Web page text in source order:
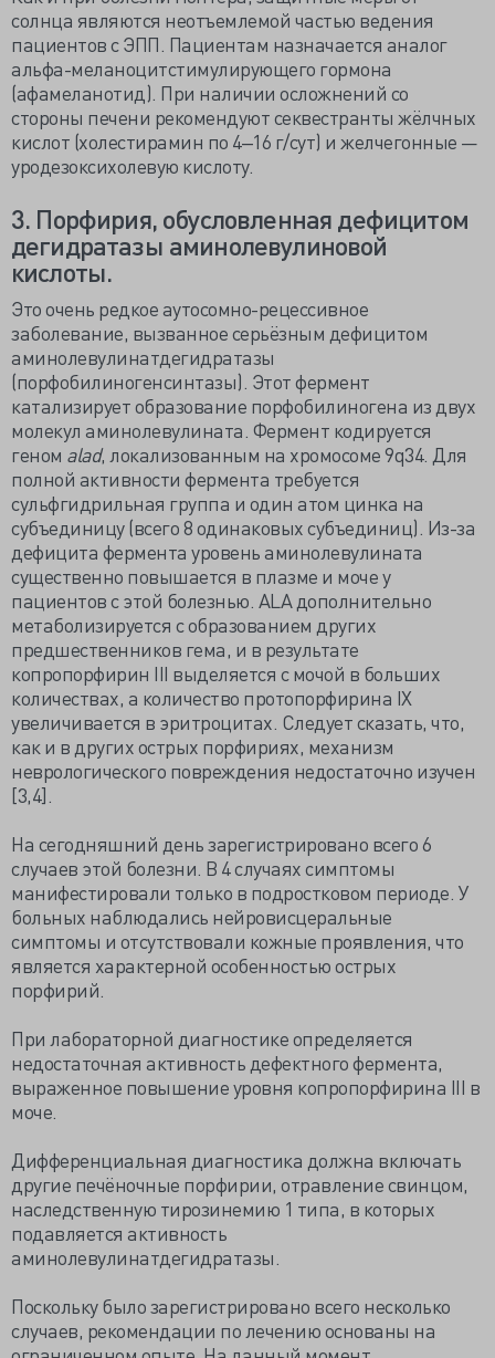
солнца являются неотъемлемой частью ведения
пациентов с ЭПП. Пациентам назначается аналог
альфа-меланоцитстимулирующего гормона
(афамеланотид). При наличии осложнений со
стороны печени рекомендуют секвестранты жёлчных
кислот (холестирамин по 4‒16 г/сут) и желчегонные —
уродезоксихолевую кислоту.
3. Порфирия, обусловленная дефицитом
дегидратазы аминолевулиновой
кислоты.
Это очень редкое аутосомно-рецессивное
заболевание, вызванное серьёзным дефицитом
аминолевулинатдегидратазы
(порфобилиногенсинтазы). Этот фермент
катализирует образование порфобилиногена из двух
молекул аминолевулината. Фермент кодируется
геном alad, локализованным на хромосоме 9q34. Для
полной активности фермента требуется
сульфгидрильная группа и один атом цинка на
субъединицу (всего 8 одинаковых субъединиц). Из-за
дефицита фермента уровень аминолевулината
существенно повышается в плазме и моче у
пациентов с этой болезнью. ALA дополнительно
метаболизируется с образованием других
предшественников гема, и в результате
копропорфирин III выделяется с мочой в больших
количествах, а количество протопорфирина IX
увеличивается в эритроцитах. Следует сказать, что,
как и в других острых порфириях, механизм
неврологического повреждения недостаточно изучен
[3,4].
На сегодняшний день зарегистрировано всего 6
случаев этой болезни. В 4 случаях симптомы
манифестировали только в подростковом периоде. У
больных наблюдались нейровисцеральные
симптомы и отсутствовали кожные проявления, что
является характерной особенностью острых
порфирий.
При лабораторной диагностике определяется
недостаточная активность дефектного фермента,
выраженное повышение уровня копропорфирина III в
моче.
Дифференциальная диагностика должна включать
другие печёночные порфирии, отравление свинцом,
наследственную тирозинемию 1 типа, в которых
подавляется активность
аминолевулинатдегидратазы.
Поскольку было зарегистрировано всего несколько
случаев, рекомендации по лечению основаны на